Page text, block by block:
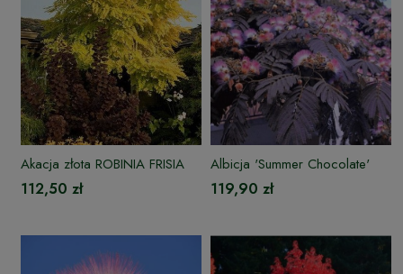
Akacja złota ROBINIA FRISIA
112,50 zł
Albicja 'Summer Chocolate'
119,90 zł